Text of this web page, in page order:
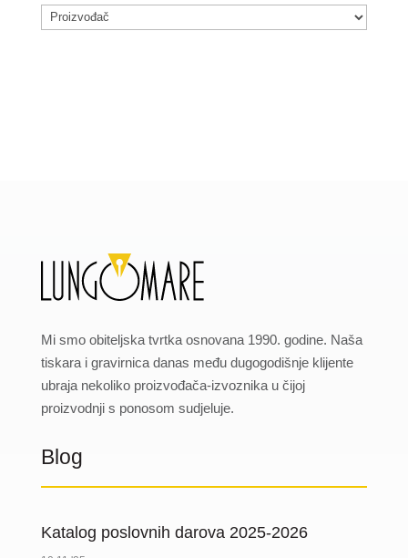
Mi smo obiteljska tvrtka osnovana 1990. godine. Naša
tiskara i gravirnica danas među dugogodišnje klijente
ubraja nekoliko proizvođača-izvoznika u čijoj
proizvodnji s ponosom sudjeluje.
Blog
Katalog poslovnih darova 2025-2026